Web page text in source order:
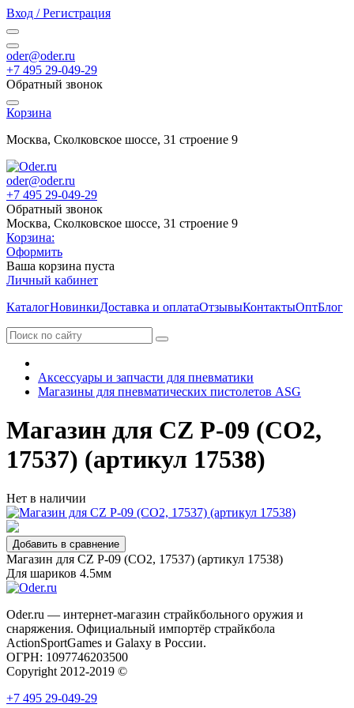
Вход / Регистрация
oder@oder.ru
+7 495 29-049-29
Обратный звонок
Корзина
Москва, Сколковское шоссе, 31 строение 9
oder@oder.ru
+7 495 29-049-29
Обратный звонок
Москва, Сколковское шоссе, 31 строение 9
Корзина:
Оформить
Ваша корзина пуста
Личный кабинет
КаталогНовинкиДоставка и оплатаОтзывыКонтактыОптБлог
Аксессуары и запчасти для пневматики
Магазины для пневматических пистолетов ASG
Магазин для CZ P-09 (CO2,
17537) (артикул 17538)
Нет в наличии
Добавить в сравнение
Магазин для CZ P-09 (CO2, 17537) (артикул 17538)
Для шариков 4.5мм
Oder.ru — интернет-магазин страйкбольного оружия и
снаряжения. Официальный импортёр страйкбола
ActionSportGames и Galaxy в России.
ОГРН: 1097746203500
Copyright 2012-2019 ©
+7 495 29-049-29